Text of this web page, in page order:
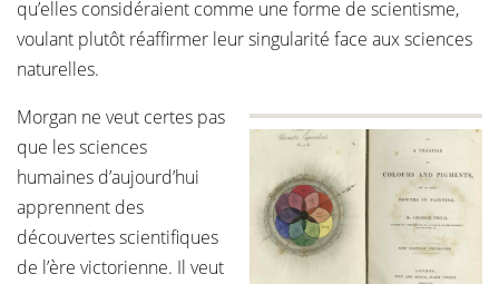
qu’elles considéraient comme une forme de scientisme,
voulant plutôt réaffirmer leur singularité face aux sciences
naturelles.
Morgan ne veut certes pas
que les sciences
humaines d’aujourd’hui
apprennent des
découvertes scientifiques
de l’ère victorienne. Il veut